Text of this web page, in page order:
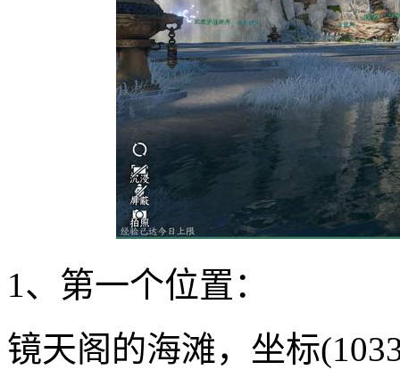
1、第一个位置：
镜天阁的海滩，坐标